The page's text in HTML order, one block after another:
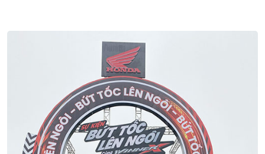
Dịch Vụ Áp Tải Tiền Chuyên Nghiệp Của
Thiên Long Hoàng
08/07 2024